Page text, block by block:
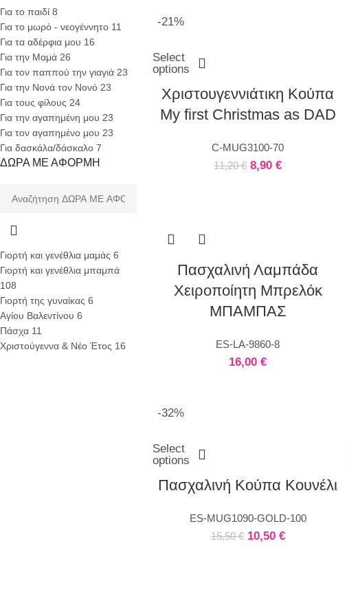
Αυτοκόλλητα Βιτρίνας
Αυτοκόλλητα Εκπτώσεων
Αυτοκόλλητα Halloween
Αυτοκόλλητα Αγίου Βαλεντίνου
Χριστουγεννιάτικα
Αυτοκόλλητα
Διακόσμηση Δωματίου
Παιδικά Αυτοκόλλητα Τοίχου
Γάμος
Βιβλία Ευχών Γάμου
Διακόσμηση Γάμου
Μπλούζες Bride to Be
Ποτήρια Bridal
Βάπτιση
Σουπλά
Βεντάλιες
Χωνάκια
Αυτοκόλλητες Ετικέτες
Διακόσμηση Βάπτισης
Μπομπονιέρες
Για το παιδί 8
Για το μωρό - νεογέννητο 11
Για τα αδέρφια μου 16
Για την Μαμά 26
Για τον παππού την γιαγιά 23
Για την Νονά τον Νονό 23
Για τους φίλους 24
Για την αγαπημένη μου 23
Για τον αγαπημένο μου 23
Για δασκάλα/δάσκαλο 7
ΔΩΡΑ ΜΕ ΑΦΟΡΜΗ
Γιορτή και γενέθλια μαμάς 6
Γιορτή και γενέθλια μπαμπά
108
Γιορτή της γυναίκας 6
Αγίου Βαλεντίνου 6
Πάσχα 11
Χριστούγεννα & Νέο Έτος 16
-21%
Select
options
Χριστουγεννιάτικη Κούπα
My first Christmas as DAD
C-MUG3100-70
11,20€ 8,90€
Πασχαλινή Λαμπάδα
Χειροποίητη Μπρελόκ
ΜΠΑΜΠΑΣ
ES-LA-9860-8
16,00€
-32%
Select
options
Πασχαλινή Κούπα Κουνέλι
ES-MUG1090-GOLD-100
15,50€ 10,50 €